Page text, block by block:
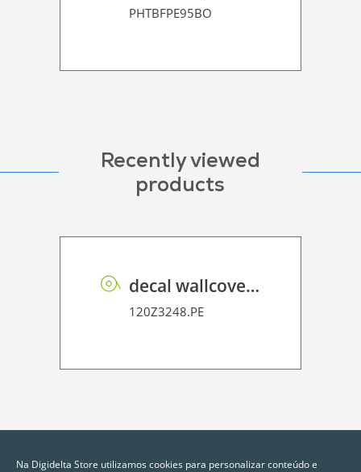
PHTBFPE95BO
Recently viewed
products
decal wallcover P HT PE 160 FR
120Z3248.PE
Na Digidelta Store utilizamos cookies para personalizar conteúdo e